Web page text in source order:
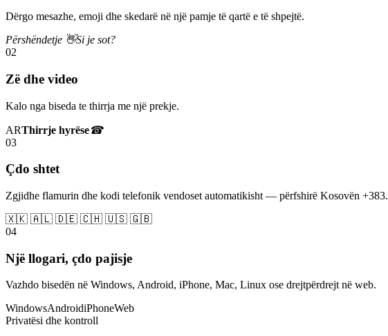
Dërgo mesazhe, emoji dhe skedarë në një pamje të qartë e të shpejtë.
Përshëndetje 👋Si je sot?
02
Zë dhe video
Kalo nga biseda te thirrja me një prekje.
ARThirrje hyrëse☎
03
Çdo shtet
Zgjidhe flamurin dhe kodi telefonik vendoset automatikisht — përfshirë Kosovën +383.
🇽🇰 🇦🇱 🇩🇪 🇨🇭 🇺🇸 🇬🇧
04
Një llogari, çdo pajisje
Vazhdo bisedën në Windows, Android, iPhone, Mac, Linux ose drejtpërdrejt në web.
WindowsAndroidiPhoneWeb
Privatësi dhe kontroll